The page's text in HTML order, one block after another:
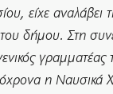
είχε αναλάβει
δήμου. Στη
γραμματέας
η Ναυσικά